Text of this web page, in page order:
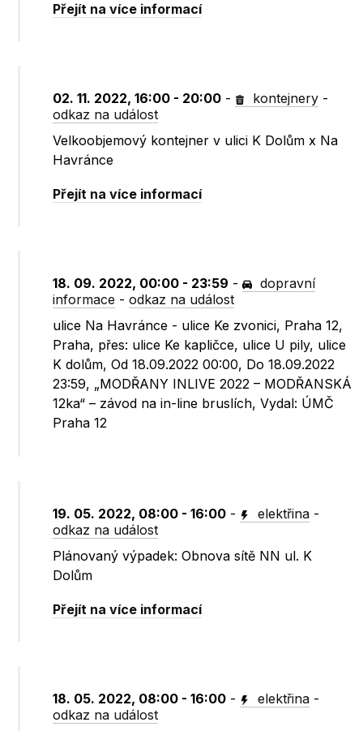
Přejít na více informací
02. 11. 2022, 16:00 - 20:00 - kontejnery -
odkaz na událost
Velkoobjemový kontejner v ulici K Dolům x Na
Havránce
Přejít na více informací
18. 09. 2022, 00:00 - 23:59 -
dopravní
informace -odkaz na událost
ulice Na Havránce - ulice Ke zvonici, Praha 12,
Praha, přes: ulice Ke kapličce, ulice U pily, ulice
K dolům, Od 18.09.2022 00:00, Do 18.09.2022
23:59, „MODŘANY INLIVE 2022 – MODŘANSKÁ
12ka“ – závod na in-line bruslích, Vydal: ÚMČ
Praha 12
19. 05. 2022, 08:00 - 16:00 - elektřina -
odkaz na událost
Plánovaný výpadek: Obnova sítě NN ul. K
Dolům
Přejít na více informací
18. 05. 2022, 08:00 - 16:00 - elektřina -
odkaz na událost